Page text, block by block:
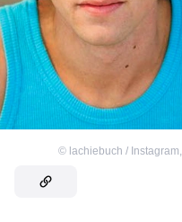
© lachiebuch / Instagram,